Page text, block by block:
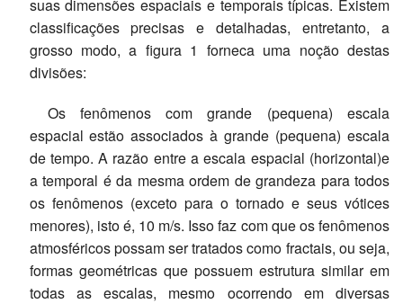
suas dimensões espaciais e temporais típicas. Existem
classificações precisas e detalhadas, entretanto, a
grosso modo, a figura 1 forneca uma noção destas
divisões:
Os fenômenos com grande (pequena) escala
espacial estão associados à grande (pequena) escala
de tempo. A razão entre a escala espacial (horizontal)e
a temporal é da mesma ordem de grandeza para todos
os fenômenos (exceto para o tornado e seus vótices
menores), isto é, 10 m/s. Isso faz com que os fenômenos
atmosféricos possam ser tratados como fractais, ou seja,
formas geométricas que possuem estrutura similar em
todas as escalas, mesmo ocorrendo em diversas